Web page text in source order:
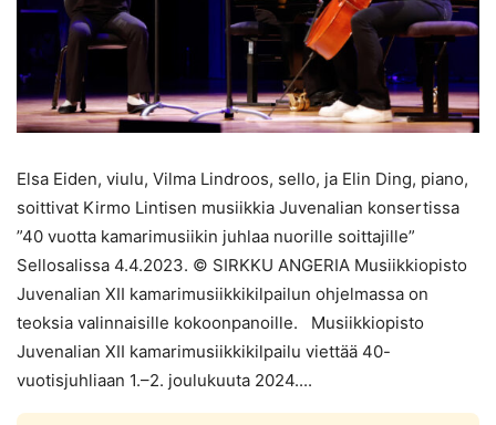
Elsa Eiden, viulu, Vilma Lindroos, sello, ja Elin Ding, piano,
soittivat Kirmo Lintisen musiikkia Juvenalian konsertissa
”40 vuotta kamarimusiikin juhlaa nuorille soittajille”
Sellosalissa 4.4.2023. © SIRKKU ANGERIA Musiikkiopisto
Juvenalian XII kamarimusiikkikilpailun ohjelmassa on
teoksia valinnaisille kokoonpanoille. Musiikkiopisto
Juvenalian XII kamarimusiikkikilpailu viettää 40-
vuotisjuhliaan 1.–2. joulukuuta 2024....